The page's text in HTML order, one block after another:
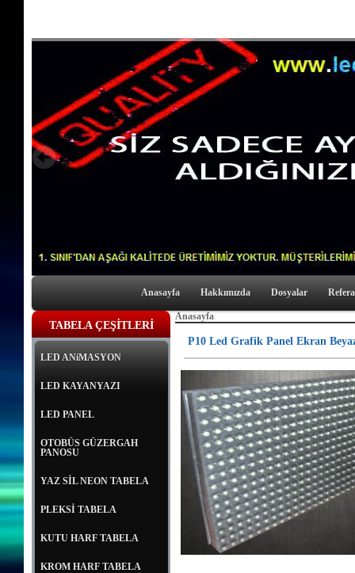
Anasayfa Hakkımızda Dosyalar
TABELA ÇEŞİTLERİ
LED ANiMASYON
LED KAYANYAZI
LED PANEL
OTOBÜS GÜZERGAH
PANOSU
YAZ SİL NEON TABELA
PLEKSİ TABELA
KUTU HARF TABELA
KROM HARF TABELA
Anasayfa
P10 Led Grafik Panel Ekran